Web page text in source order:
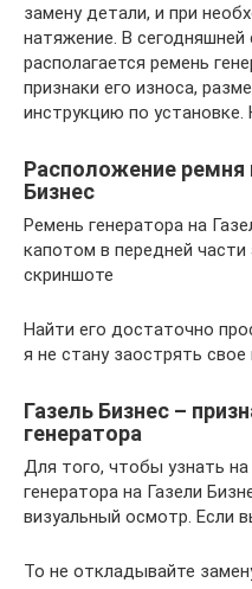
замену детали, и при
натяжение. В
располагается ремень
признаки его износа,
инструкцию по установке.
Расположение ремня
Бизнес
Ремень генератора на
капотом в передней
скриншоте
Найти его достаточно
я не стану заострять
Газель Бизнес –
генератора
Для того, чтобы узнать
генератора на Газели
визуальный осмотр. Если
То не откладывайте